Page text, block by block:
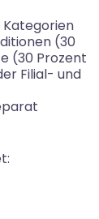
Kategorien
(30
(30 Prozent
Filial- und